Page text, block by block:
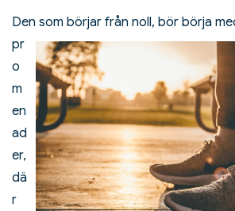
Den som börjar från noll, bör börja
pr
o
m
en
ad
er,
dä
r